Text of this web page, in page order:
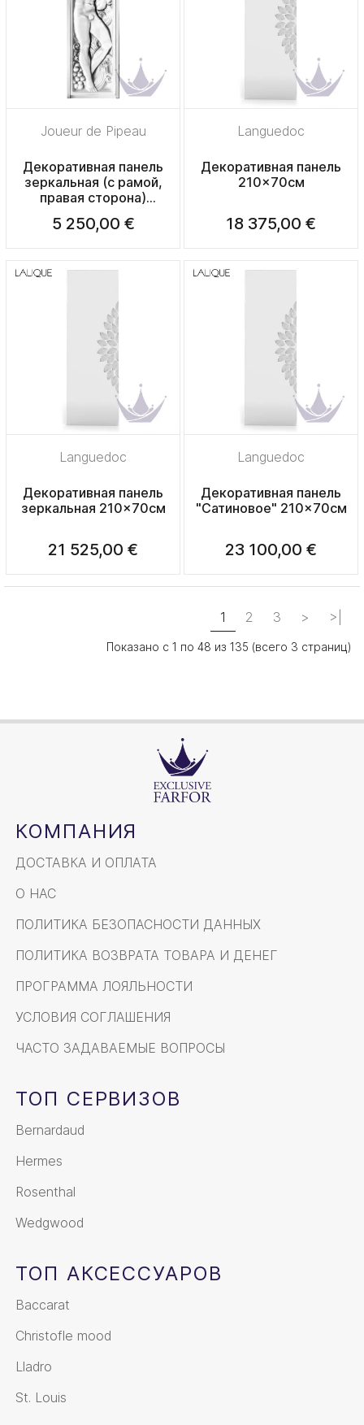
Joueur de Pipeau
Декоративная панель
зеркальная (с рамой,
правая сторона)
5 250,00 €
Languedoc
Декоративная панель
210x70см
18 375,00 €
Languedoc
Декоративная панель
зеркальная 210x70см
21 525,00 €
Languedoc
Декоративная панель
"Сатиновое" 210x70см
23 100,00 €
1 2 3 > >|
Показано с 1 по 48 из 135 (всего 3 страниц)
КОМПАНИЯ
ДОСТАВКА И ОПЛАТА
О НАС
ПОЛИТИКА БЕЗОПАСНОСТИ ДАННЫХ
ПОЛИТИКА ВОЗВРАТА ТОВАРА И ДЕНЕГ
ПРОГРАММА ЛОЯЛЬНОСТИ
УСЛОВИЯ СОГЛАШЕНИЯ
ЧАСТО ЗАДАВАЕМЫЕ ВОПРОСЫ
ТОП СЕРВИЗОВ
Bernardaud
Hermes
Rosenthal
Wedgwood
ТОП АКСЕССУАРОВ
Baccarat
Christofle mood
Lladro
St. Louis